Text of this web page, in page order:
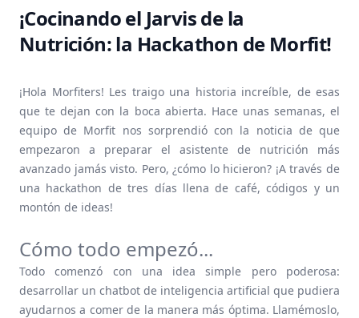
¡Cocinando el Jarvis de la
Nutrición: la Hackathon de Morfit!
¡Hola Morfiters! Les traigo una historia increíble, de esas
que te dejan con la boca abierta. Hace unas semanas, el
equipo de Morfit nos sorprendió con la noticia de que
empezaron a preparar el asistente de nutrición más
avanzado jamás visto. Pero, ¿cómo lo hicieron? ¡A través de
una hackathon de tres días llena de café, códigos y un
montón de ideas!
Cómo todo empezó...
Todo comenzó con una idea simple pero poderosa:
desarrollar un chatbot de inteligencia artificial que pudiera
ayudarnos a comer de la manera más óptima. Llamémoslo,